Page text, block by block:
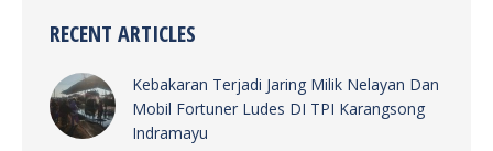
RECENT ARTICLES
Kebakaran Terjadi Jaring Milik Nelayan Dan
Mobil Fortuner Ludes DI TPI Karangsong
Indramayu